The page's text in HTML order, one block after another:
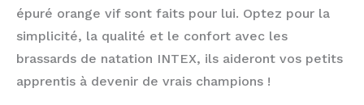
épuré orange vif sont faits pour lui. Optez pour la
simplicité, la qualité et le confort avec les
brassards de natation INTEX, ils aideront vos petits
apprentis à devenir de vrais champions !